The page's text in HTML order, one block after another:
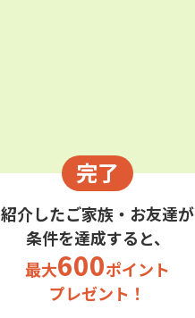
完了
紹介したご家族・お友達が
条件を達成すると、
最大600ポイント
プレゼント！